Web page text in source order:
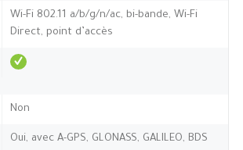
Wi-Fi 802.11 a/b/g/n/ac, bi-bande, Wi-Fi
Direct, point d’accès
Non
Oui, avec A-GPS, GLONASS, GALILEO, BDS